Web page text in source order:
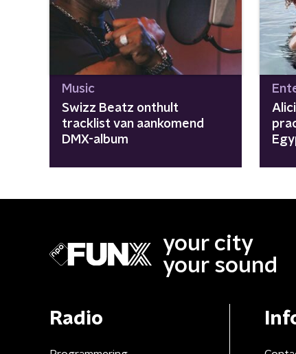
Music
Swizz Beatz onthult
tracklist van aankomend
DMX-album
your city
your sound
Radio